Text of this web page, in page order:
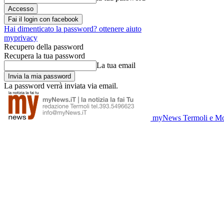
Fai il login con facebook
Hai dimenticato la password? ottenere aiuto
myprivacy
Recupero della password
Recupera la tua password
La tua email
La password verrà inviata via email.
myNews Termoli e